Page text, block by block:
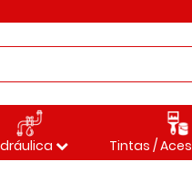
Tintas /